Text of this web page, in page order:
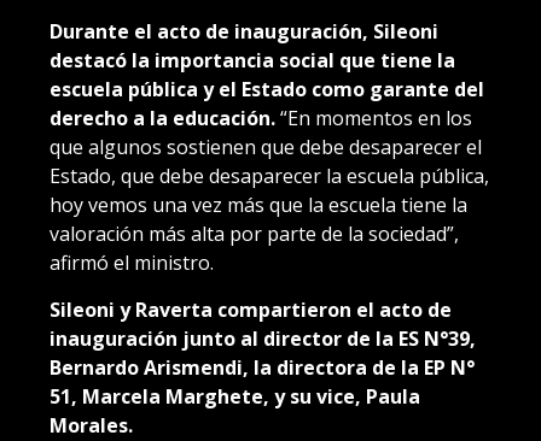
Durante el acto de inauguración, Sileoni
destacó la importancia social que tiene la
escuela pública y el Estado como garante del
derecho a la educación.“En momentos en los
que algunos sostienen que debe desaparecer el
Estado, que debe desaparecer la escuela pública,
hoy vemos una vez más que la escuela tiene la
valoración más alta por parte de la sociedad”,
afirmó el ministro.
Sileoni y Raverta compartieron el acto de
inauguración junto al director de la ES N°39,
Bernardo Arismendi, la directora de la EP N°
51, Marcela Marghete, y su vice, Paula
Morales.